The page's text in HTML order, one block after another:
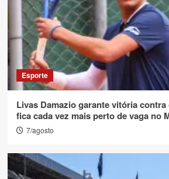
Esporte
Livas Damazio garante vitória
fica cada vez mais perto de vaga no
7/agosto